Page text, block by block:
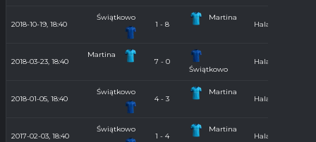
2018-10-19, 18:40
Świątkowo
1 - 8
Martina
Hala 2018/2019
2018-03-23, 18:40
Martina
7 - 0
Świątkowo
Hala 2017/2018
2018-01-05, 18:40
Świątkowo
4 - 3
Martina
Hala 2017/2018
2017-02-03, 18:40
Świątkowo
1 - 4
Martina
Hala 2016/2017